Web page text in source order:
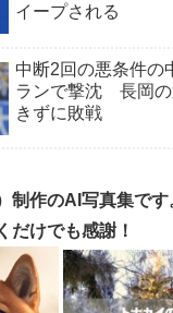
イープされる
中断2回の悪条件の
ランで撃沈 長岡の
きずに敗戦
制作のAI写真集で
だけでも感謝！